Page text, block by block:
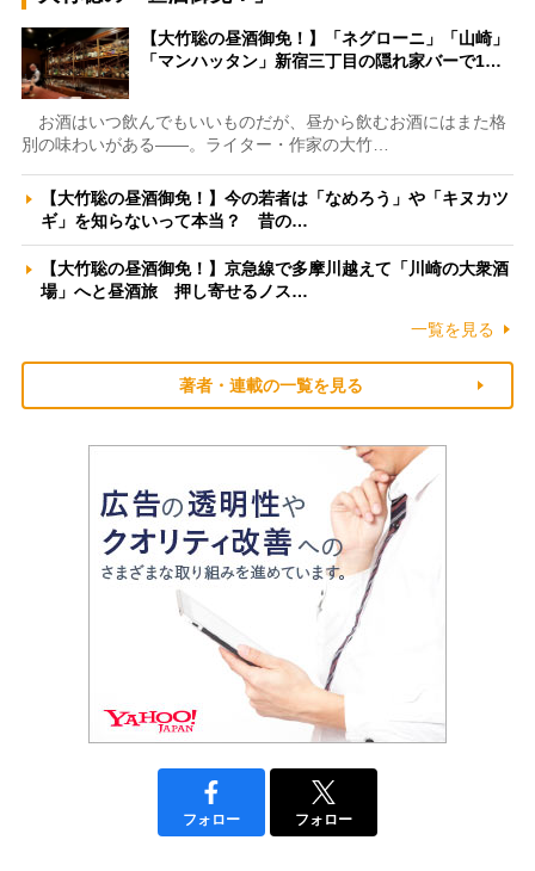
【大竹聡の昼酒御免！】「ネグローニ」「山崎」
「マンハッタン」新宿三丁目の隠れ家バーで1…
お酒はいつ飲んでもいいものだが、昼から飲むお酒にはまた格
別の味わいがある――。ライター・作家の大竹…
【大竹聡の昼酒御免！】今の若者は「なめろう」や「キヌカツ
ギ」を知らないって本当？ 昔の…
【大竹聡の昼酒御免！】京急線で多摩川越えて「川崎の大衆酒
場」へと昼酒旅 押し寄せるノス…
一覧を見る
著者・連載の一覧を見る
フォロー フォロー